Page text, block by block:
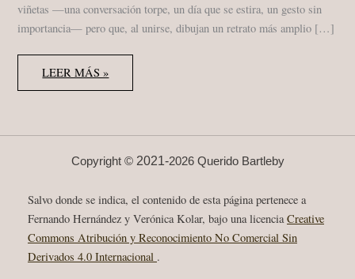
viñetas —una conversación torpe, un día que se estira, un gesto sin
importancia— pero que, al unirse, dibujan un retrato más amplio […]
MILDRED
–
FENCELINE:
UN
LUMINOSO
ESCUCHA
2026
LEER MÁS »
Copyright © 2021-2026 Querido Bartleby
Salvo donde se indica, el contenido de esta página pertenece a
Fernando Hernández y Verónica Kolar, bajo una licenciaCreative
Commons Atribución y Reconocimiento No Comercial Sin
Derivados 4.0 Internacional .